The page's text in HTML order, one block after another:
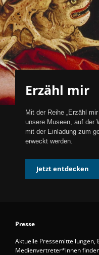
Erzähl mir
Mit der Reihe „Erzähl
unsere Museen, auf der
mit der Einladung zum
erweckt werden.
Jetzt entdecken
Presse
Aktuelle
Medienvertreter*innen